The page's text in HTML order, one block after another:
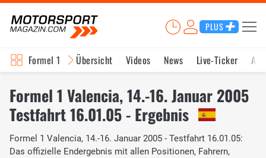
PLUS
Formel 1 Übersicht Videos News Live-Ticker
Formel 1 Valencia, 14.-16. Januar 2005
Testfahrt 16.01.05 - Ergebnis
Formel 1 Valencia, 14.-16. Januar 2005 - Testfahrt 16.01.05:
Das offizielle Endergebnis mit allen Positionen, Fahrern,